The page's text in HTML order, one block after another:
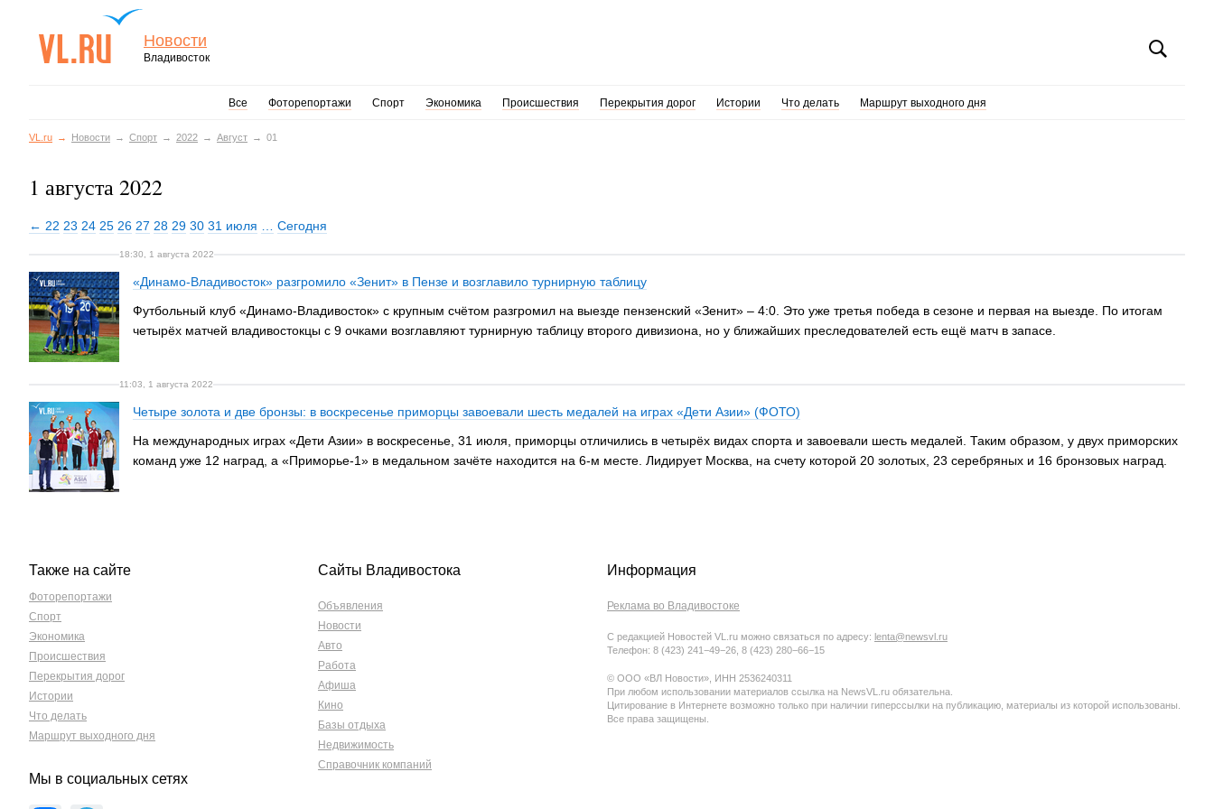
Новости
Владивосток
Все Фоторепортажи Спорт Экономика Происшествия Перекрытия дорог Истории Что делать Маршрут выходного дня
VL.ru Новости Спорт 2022 Август 01
1 августа 2022
← 22 23 24 25 26 27 28 29 30 31 июля Сегодня
18:30, 1 августа 2022
«Динамо-Владивосток» разгромило «Зенит» в Пензе и возглавило турнирную таблицу
Футбольный клуб «Динамо-Владивосток» с крупным счётом разгромил на выезде пензенский «Зенит» – 4:0. Это уже третья победа в сезоне и первая на выезде. По итогам
четырёх матчей владивостокцы с 9 очками возглавляют турнирную таблицу второго дивизиона, но у ближайших преследователей есть ещё матч в запасе.
11:03, 1 августа 2022
Четыре золота и две бронзы: в воскресенье приморцы завоевали шесть медалей на играх «Дети Азии» (ФОТО)
На международных играх «Дети Азии» в воскресенье, 31 июля, приморцы отличились в четырёх видах спорта и завоевали шесть медалей. Таким образом, у двух приморских
команд уже 12 наград, а «Приморье-1» в медальном зачёте находится на 6-м месте. Лидирует Москва, на счету которой 20 золотых, 23 серебряных и 16 бронзовых наград.
Также на сайте
Фоторепортажи
Спорт
Экономика
Происшествия
Перекрытия дорог
Истории
Что делать
Маршрут выходного дня
Мы в социальных сетях
Сайты Владивостока
Объявления
Новости
Авто
Работа
Афиша
Кино
Базы отдыха
Недвижимость
Справочник компаний
Информация
Реклама во Владивостоке
С редакцией Новостей VL.ru можно связаться по адресу: lenta@newsvl.ru
Телефон: 8 (423) 241−49−26, 8 (423) 280−66−15
© ООО «ВЛ Новости», ИНН 2536240311
При любом использовании материалов ссылка на NewsVL.ru обязательна.
Цитирование в Интернете возможно только при наличии гиперссылки на публикацию, материалы из которой использованы.
Все права защищены.